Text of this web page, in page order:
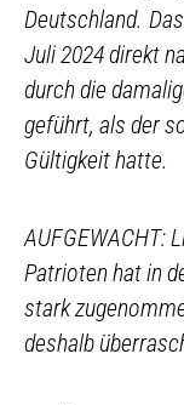
Deutschland.
Juli 2024 direkt
durch die
geführt, als der
Gültigkeit hatte.
AUFGEWACHT:
Patrioten hat in
stark
deshalb